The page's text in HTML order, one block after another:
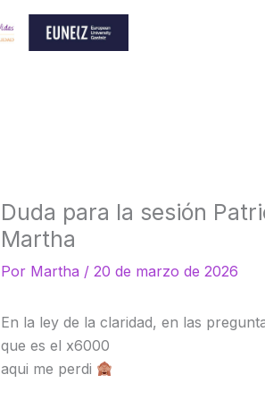
Duda para la sesión
Martha
Por Martha / 20 de marzo de 2026
En la ley de la claridad, en las
que es el x6000
aqui me perdi